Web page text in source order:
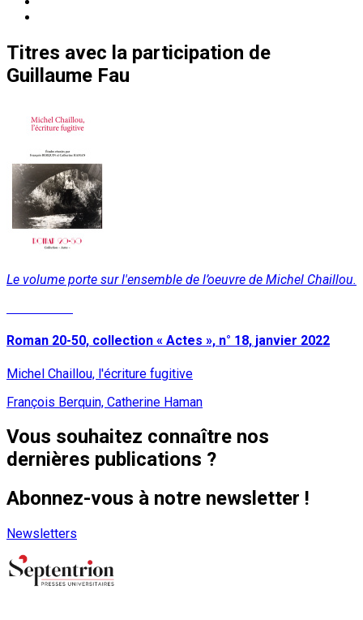
Titres avec la participation de
Guillaume Fau
Le volume porte sur l'ensemble de l’oeuvre de Michel Chaillou.
Roman 20-50, collection « Actes », n° 18, janvier 2022
Michel Chaillou, l'écriture fugitive
François Berquin, Catherine Haman
Vous souhaitez connaître nos
dernières publications ?
Abonnez-vous à notre newsletter !
Newsletters